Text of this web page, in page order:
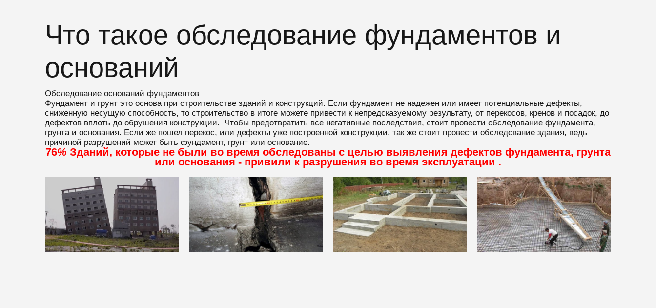
Что такое обследование фундаментов и
оснований
Обследование оснований фундаментов
Фундамент и грунт это основа при строительстве зданий и конструкций. Если фундамент не надежен или имеет потенциальные дефекты,
сниженную несущую способность, то строительство в итоге можете привести к непредсказуемому результату, от перекосов, кренов и посадок, до
дефектов вплоть до обрушения конструкции. Чтобы предотвратить все негативные последствия, стоит провести обследование фундамента,
грунта и основания. Если же пошел перекос, или дефекты уже построенной конструкции, так же стоит провести обследование здания, ведь
причиной разрушений может быть фундамент, грунт или основание.
76% Зданий, которые не были во время обследованы с целью выявления дефектов фундамента, грунта
или основания - привили к разрушения во время эксплуатации .